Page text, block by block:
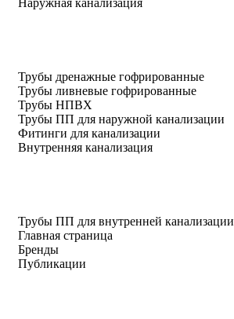
Трубы дренажные гофрированные
Трубы ливневые гофрированные
Трубы НПВХ
Трубы ПП для наружной канализации
Фитинги для канализации
Внутренняя канализация
Трубы ПП для внутренней канализации
Главная страница
Бренды
Публикации